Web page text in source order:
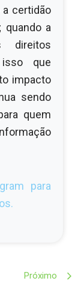
a certidão
quando a
direitos
que
impacto
sendo
quem
para
Próximo